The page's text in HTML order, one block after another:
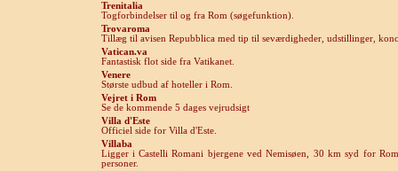
Trenitalia
Togforbindelser til og fra Rom (søgefunktion).
Trovaroma
Tillæg til avisen Repubblica med tip til seværdigheder, udstillinger,
Vatican.va
Fantastisk flot side fra Vatikanet.
Venere
Største udbud af hoteller i Rom.
Vejret i Rom
Se de kommende 5 dages vejrudsigt
Villa d'Este
Officiel side for Villa d'Este.
Villaba
Ligger i Castelli Romani bjergene ved Nemisøen, 30 km syd for
personer.